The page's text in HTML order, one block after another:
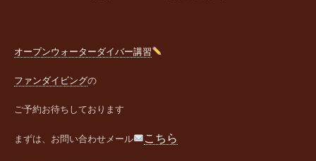
オープンウォーターダイバー講習
ファンダイビングの
ご予約お待ちしております
まずは、お問い合わせメール こちら